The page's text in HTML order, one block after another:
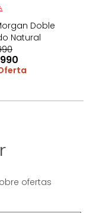
Doble
Natural
990
ofertas